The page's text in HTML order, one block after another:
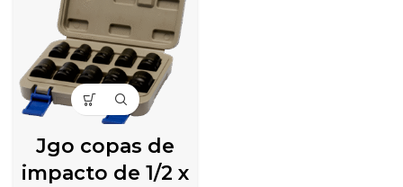
Jgo copas de
impacto de 1/2 x